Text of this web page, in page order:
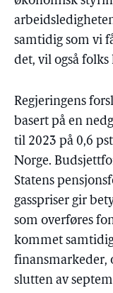
samtidig som vi
det, vil også
Regjeringens
basert på en
til 2023 på 0,6
Norge.
Statens
gasspriser gir
som overføres
kommet
finansmarkeder,
slutten av